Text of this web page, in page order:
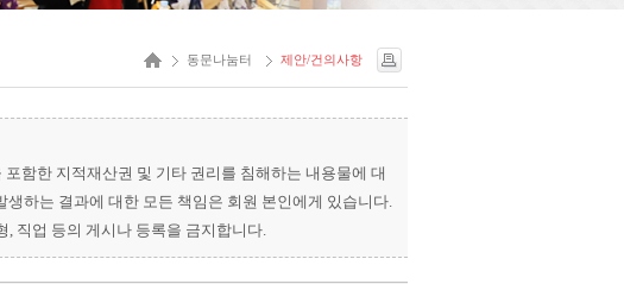
동문나눔터 제안/건의사항
함한 지적재산권 및 기타 권리를 침해하는 내용물에 대
하는 결과에 대한 모든 책임은 회원 본인에게 있습니다.
직업 등의 게시나 등록을 금지합니다.